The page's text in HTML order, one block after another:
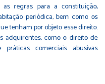
regras para a constituição,
periódica, bem como os
tenham por objeto esse direito.
adquirentes, como o direito de
comerciais abusivas